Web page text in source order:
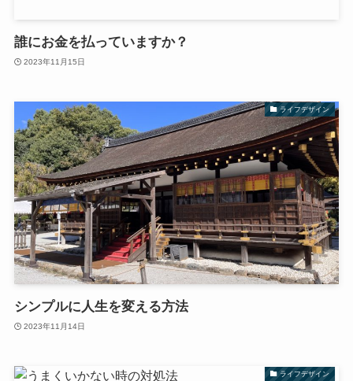
誰にお金を払っていますか？
2023年11月15日
ライフデザイン
シンプルに人生を変える方法
2023年11月14日
ライフデザイン